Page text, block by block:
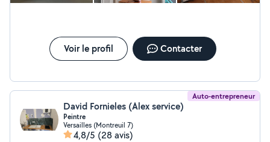
Voir le profil Contacter
Auto-entrepreneur
David Fornieles (Alex service)
Peintre
Versailles (Montreuil 7)
4,8/5 (28 avis)